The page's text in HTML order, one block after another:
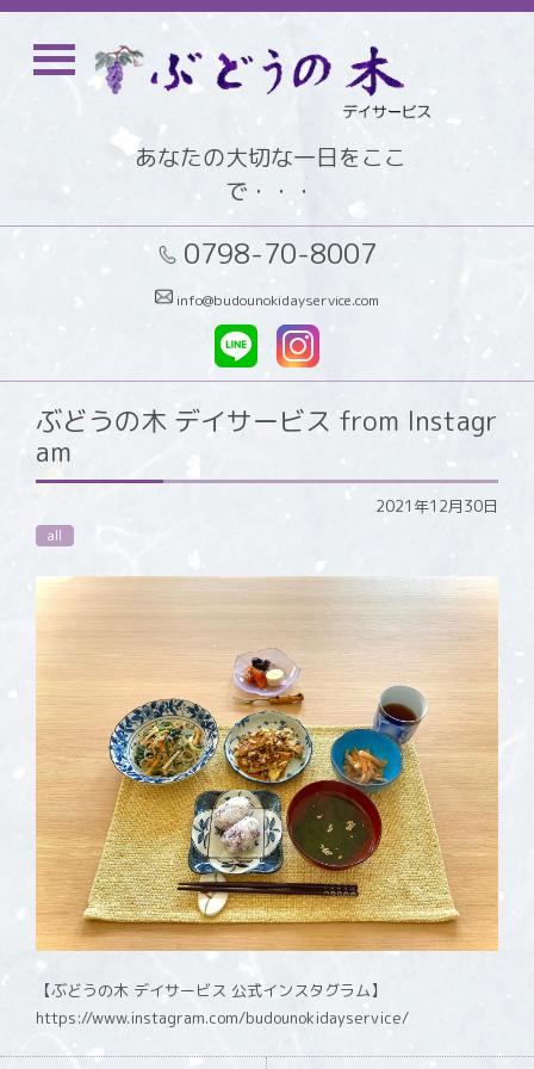
あなたの大切な一日をここ
で・・・
0798-70-8007
info@budounokidayservice.com
ぶどうの木 デイサービス from Instagr
am
2021年12月30日
all
【ぶどうの木 デイサービス 公式インスタグラム】
https://www.instagram.com/budounokidayservice/